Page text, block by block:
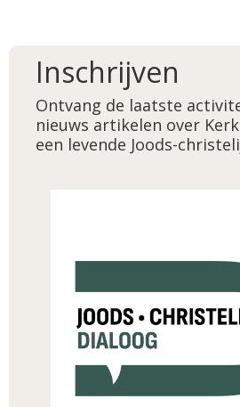
Inschrijven
Ontvang de laatste
nieuws artikelen over
een levende Joods-